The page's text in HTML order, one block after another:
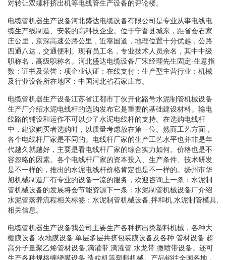
对转让双螺杆挤出机等电线管生产设备的评论楼。
电缆管机器生产设备河北盛达电缆设备有限公司是专业从事电线电
缆生产线制造、安装的高科技企业。位于宁晋县城东，距省会石家
庄公里，京深高速公路公里，近靠国道，地理位置十分优越，公路
四通八达，交通便利。现有员工名，专业技术人员余名，其中中级
职称名，高级职称名。河北盛达电缆设备厂宋经理先生固定-生意指
数：证书及荣誉：项企业认证：在线支付：生产型主营行业：机械
及行业设备所在地区：中国河北省石家庄市。
电缆管机器生产设备江苏省江都市丁伙开化路号水泥制管机械设备
生产厂介绍水泥电线杆的选购发布它是重要的基础建设材料。输电
线路的铺设和运作不可以少了水泥电线杆的支持。在选购电线杆
中，建议购买者选购时，以质量考虑放在第一位。然而工艺方面，
各个电线杆厂家是不同的。电线杆厂家的生产工艺水平也并非是年
代越久就越好，主要是看电线杆厂家的综合实力如何。价格也是不
容忽略的因素。各个电线杆厂家的资本投入、生产条件、技术研发
是不一样的，推出的水泥电线杆价格肯定也是不一样的。扬州市华
旭机械制造厂有专业的设备一流的服务，欢迎咨询上一条：水泥制
管机械设备的发展将会节能资源下一条：水泥制管机械设备厂介绍
水泥管蒸养流程相关标签：水泥制管机械设备,拌和机,水泥制管模具,
相关信息。
电缆管机器生产设备我公司主要生产各种挤出类塑料机械，各种大
棚膜设备.农地膜设备.单层多层共挤包装膜设备及各种.管材设备.超
高分子量聚乙烯管材设备,滴灌带.滴灌管.水龙带.微喷带设备。还可
生产各种规格缠绕膜设备.造粒机等塑料机械。产品销往全国各地，